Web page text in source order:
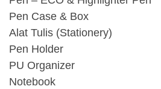
Pen Case & Box
Alat Tulis (Stationery)
Pen Holder
PU Organizer
Notebook